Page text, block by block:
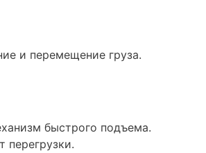
и перемещение груза.
быстрого подъема.
перегрузки.